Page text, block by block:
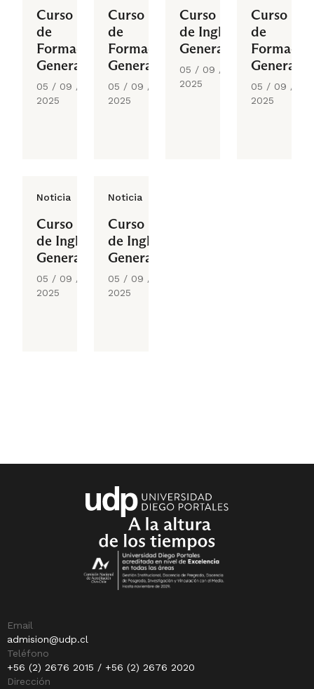
Curso
de
Formación
General
05 / 09 /
2025
Curso
de
Formación
General
05 / 09 /
2025
Curso
de Inglés
General
05 / 09 /
2025
Curso
de
General
05 / 09 /
2025
Noticia
Curso
de Inglés
General
05 / 09 /
2025
Noticia
Curso
de Inglés
General
05 / 09 /
2025
Email
admision@udp.cl
Teléfono
+56 (2) 2676 2015 / +56 (2) 2676 2020
Dirección